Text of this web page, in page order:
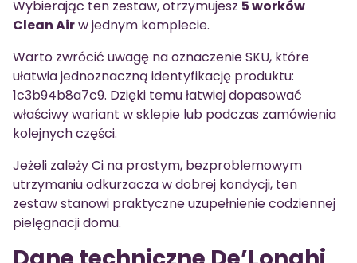
Wybierając ten zestaw, otrzymujesz 5 worków
Clean Airw jednym komplecie.
Warto zwrócić uwagę na oznaczenie SKU, które
ułatwia jednoznaczną identyfikację produktu:
1c3b94b8a7c9. Dzięki temu łatwiej dopasować
właściwy wariant w sklepie lub podczas zamówienia
kolejnych części.
Jeżeli zależy Ci na prostym, bezproblemowym
utrzymaniu odkurzacza w dobrej kondycji, ten
zestaw stanowi praktyczne uzupełnienie codziennej
pielęgnacji domu.